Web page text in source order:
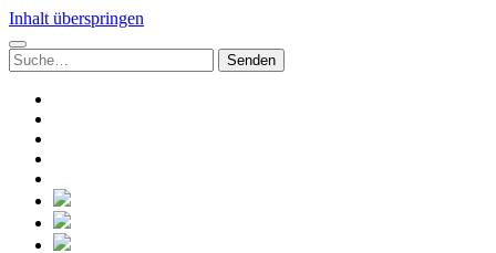
Inhalt überspringen
Suchen
nach:
social_icon_custom_1
social_icon_custom_2
social_icon_custom_3